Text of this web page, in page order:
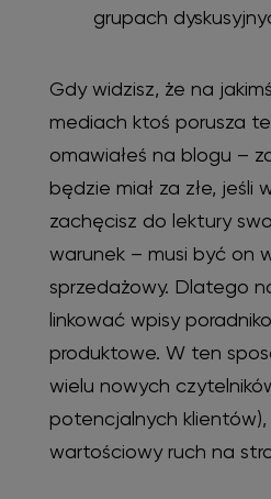
grupach
Gdy widzisz, że na
mediach ktoś porusza
omawiałeś na blogu –
będzie miał za złe, jeśli
zachęcisz do lektury
warunek – musi być on
sprzedażowy. Dlatego
linkować wpisy
produktowe. W ten
wielu nowych
potencjalnych
wartościowy ruch na